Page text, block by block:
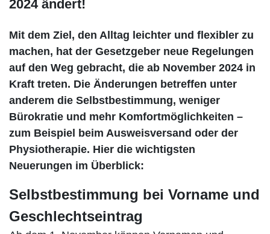
2024 ändert!
Mit dem Ziel, den Alltag leichter und flexibler zu
machen, hat der Gesetzgeber neue Regelungen
auf den Weg gebracht, die ab November 2024 in
Kraft treten. Die Änderungen betreffen unter
anderem die Selbstbestimmung, weniger
Bürokratie und mehr Komfortmöglichkeiten –
zum Beispiel beim Ausweisversand oder der
Physiotherapie. Hier die wichtigsten
Neuerungen im Überblick:
Selbstbestimmung bei Vorname und
Geschlechtseintrag